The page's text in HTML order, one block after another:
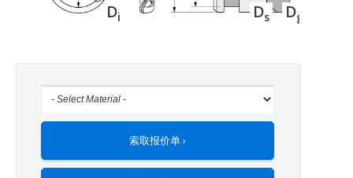
Ds Dg
Di
索取报价单 ›